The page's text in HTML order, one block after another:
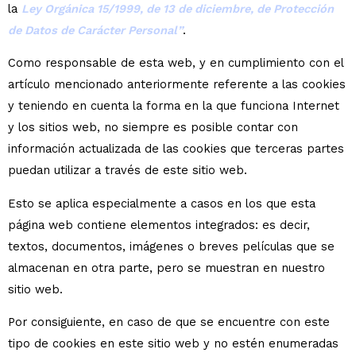
la Ley Orgánica 15/1999, de 13 de diciembre, de Protección
de Datos de Carácter Personal”.
Como responsable de esta web, y en cumplimiento con el
artículo mencionado anteriormente referente a las cookies
y teniendo en cuenta la forma en la que funciona Internet
y los sitios web, no siempre es posible contar con
información actualizada de las cookies que terceras partes
puedan utilizar a través de este sitio web.
Esto se aplica especialmente a casos en los que esta
página web contiene elementos integrados: es decir,
textos, documentos, imágenes o breves películas que se
almacenan en otra parte, pero se muestran en nuestro
sitio web.
Por consiguiente, en caso de que se encuentre con este
tipo de cookies en este sitio web y no estén enumeradas